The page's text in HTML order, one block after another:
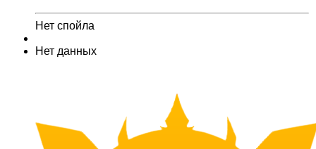
Нет спойла
Нет данных